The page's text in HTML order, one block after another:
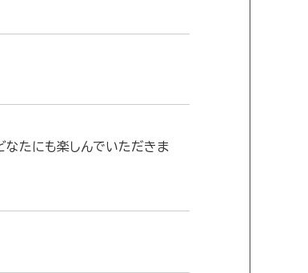
なたにも楽しんでいただきま